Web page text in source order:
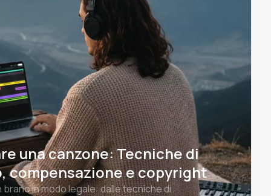
una canzone: Tecniche di
compensazione e copyright
in modo legale: dalle tecniche di